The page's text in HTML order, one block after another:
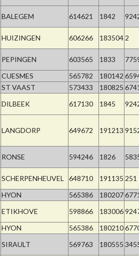
BALEGEM 614621 1842
HUIZINGEN 606266 183504 2
PEPINGEN 603565 1833
CUESMES 565782 180142
ST VAAST 573433 180825
DILBEEK 617130 1845
LANGDORP 649672 191213
RONSE 594246 1826
SCHERPENHEUVEL 648710 191135 251
HYON 565386 180207
ETIKHOVE 598866 183006
HYON 565386 180210
SIRAULT 569763 180555